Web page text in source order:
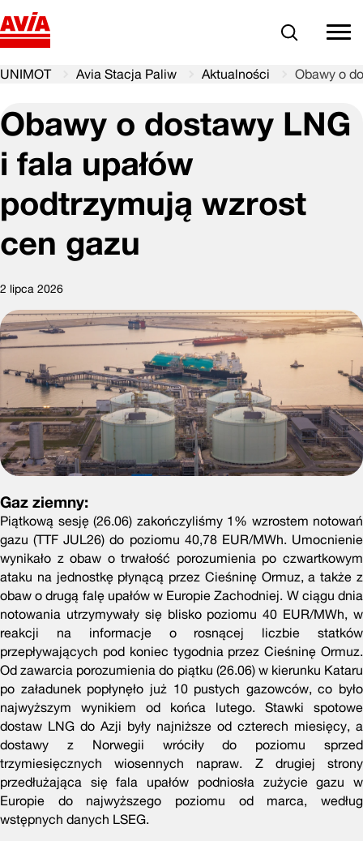
Szukaj
UNIMOT Avia Stacja Paliw Aktualności Obawy o
Obawy o dostawy LNG
i fala upałów
podtrzymują wzrost
cen gazu
2 lipca 2026
Gaz ziemny:
Piątkową sesję (26.06) zakończyliśmy 1% wzrostem notowań
gazu (TTF JUL26) do poziomu 40,78 EUR/MWh. Umocnienie
wynikało z obaw o trwałość porozumienia po czwartkowym
ataku na jednostkę płynącą przez Cieśninę Ormuz, a także z
obaw o drugą falę upałów w Europie Zachodniej. W ciągu dnia
notowania utrzymywały się blisko poziomu 40 EUR/MWh, w
reakcji na informacje o rosnącej liczbie statków
przepływających pod koniec tygodnia przez Cieśninę Ormuz.
Od zawarcia porozumienia do piątku (26.06) w kierunku Kataru
po załadunek popłynęło już 10 pustych gazowców, co było
najwyższym wynikiem od końca lutego. Stawki spotowe
dostaw LNG do Azji były najniższe od czterech miesięcy, a
dostawy z Norwegii wróciły do poziomu sprzed
trzymiesięcznych wiosennych napraw. Z drugiej strony
przedłużająca się fala upałów podniosła zużycie gazu w
Europie do najwyższego poziomu od marca, według
wstępnych danych LSEG.